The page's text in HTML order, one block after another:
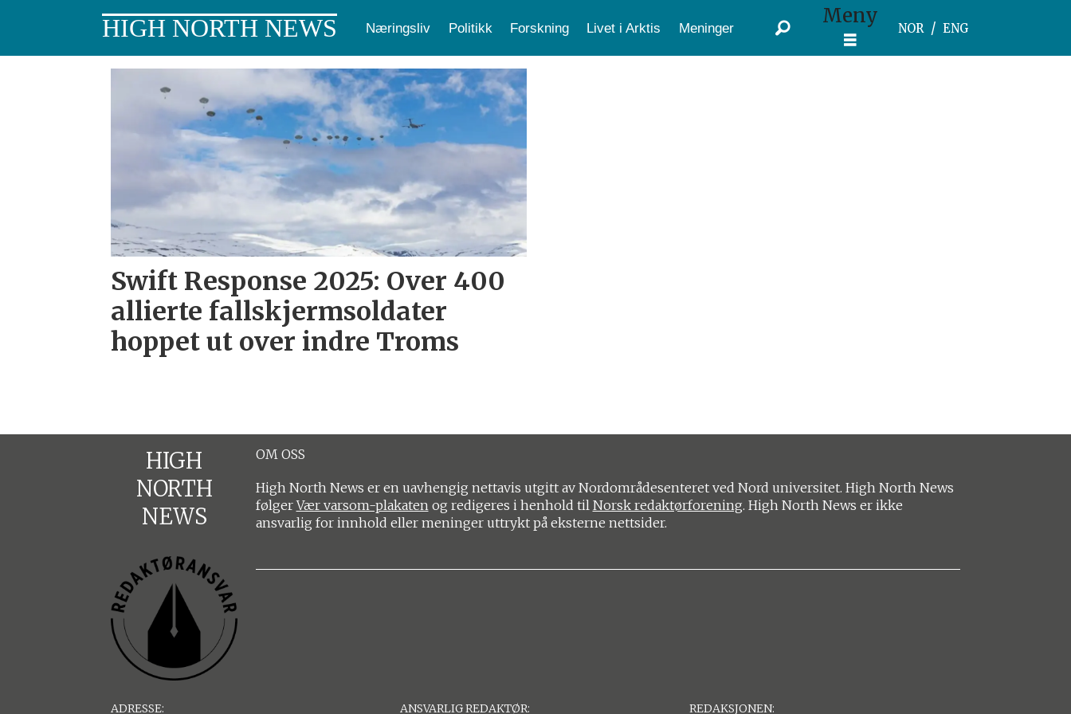
HIGH NORTH NEWS Næringsliv Politikk Forskning Livet i Arktis Meninger Meny
NOR ENG
Swift Response 2025: Over 400
allierte fallskjermsoldater
hoppet ut over indre Troms
HIGH
NORTH
NEWS
OM OSS
High North News er en uavhengig nettavis utgitt av Nordområdesenteret ved Nord universitet. High North News
følgerVær varsom-plakaten og redigeres i henhold til Norsk redaktørforening. High North News er ikke
ansvarlig for innhold eller meninger uttrykt på eksterne nettsider.
ADRESSE: ANSVARLIG REDAKTØR: REDAKSJONEN: